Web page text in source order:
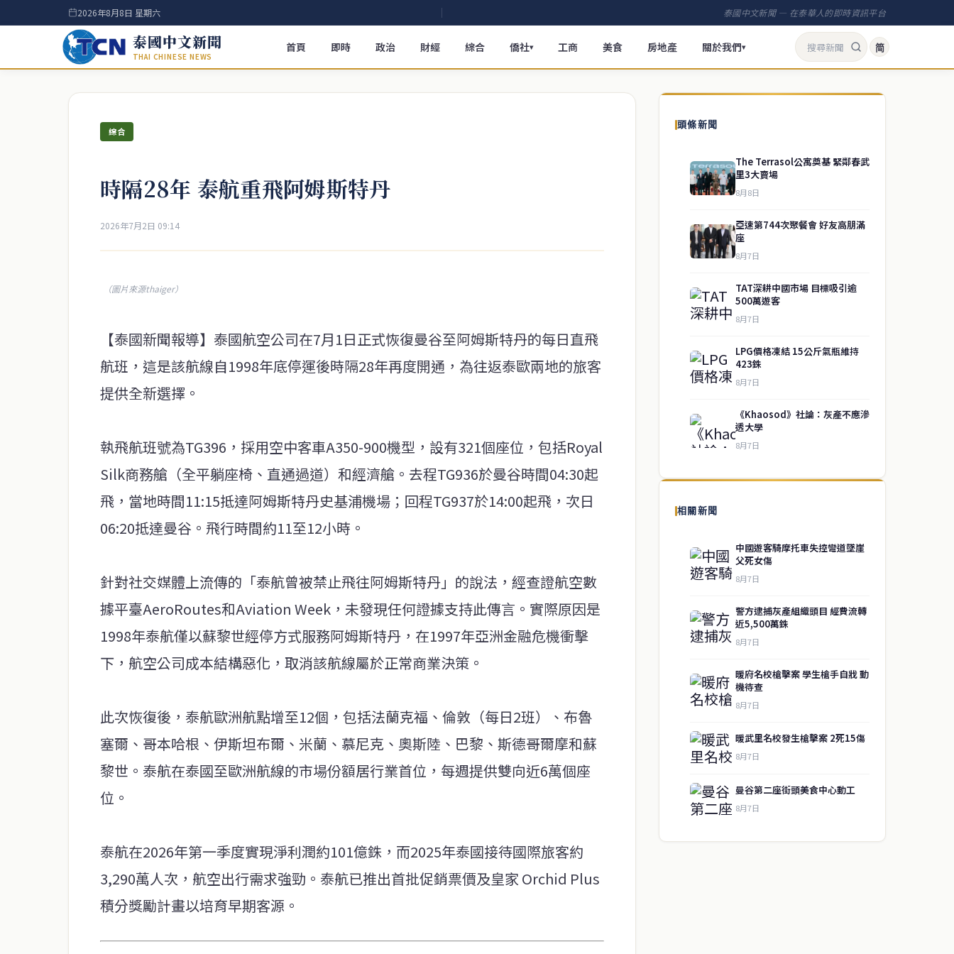
2026年8月8日 星期六 泰國中文新聞 — 在泰華人的即時資訊平台
泰國中文新聞
THAI CHINESE NEWS
首頁 即時 政治 財經 綜合 僑社▾ 工商 美食 房地產 關於我們▾ 简
綜合
時隔28年 泰航重飛阿姆斯特丹
2026年7月2日 09:14
（圖片來源thaiger）
【泰國新聞報導】泰國航空公司在7月1日正式恢復曼谷至阿姆斯特丹的每日直飛
航班，這是該航線自1998年底停運後時隔28年再度開通，為往返泰歐兩地的旅客
提供全新選擇。
執飛航班號為TG396，採用空中客車A350-900機型，設有321個座位，包括Royal
Silk商務艙（全平躺座椅、直通過道）和經濟艙。去程TG936於曼谷時間04:30起
飛，當地時間11:15抵達阿姆斯特丹史基浦機場；回程TG937於14:00起飛，次日
06:20抵達曼谷。飛行時間約11至12小時。
針對社交媒體上流傳的「泰航曾被禁止飛往阿姆斯特丹」的說法，經查證航空數
據平臺AeroRoutes和Aviation Week，未發現任何證據支持此傳言。實際原因是
1998年泰航僅以蘇黎世經停方式服務阿姆斯特丹，在1997年亞洲金融危機衝擊
下，航空公司成本結構惡化，取消該航線屬於正常商業決策。
此次恢復後，泰航歐洲航點增至12個，包括法蘭克福、倫敦（每日2班）、布魯
塞爾、哥本哈根、伊斯坦布爾、米蘭、慕尼克、奧斯陸、巴黎、斯德哥爾摩和蘇
黎世。泰航在泰國至歐洲航線的市場份額居行業首位，每週提供雙向近6萬個座
位。
泰航在2026年第一季度實現淨利潤約101億銖，而2025年泰國接待國際旅客約
3,290萬人次，航空出行需求強勁。泰航已推出首批促銷票價及皇家 Orchid Plus
積分獎勵計畫以培育早期客源。
頭條新聞
The Terrasol公寓奠基 緊鄰春武
里3大賣場
8月8日
亞速第744次聚餐會 好友高朋滿
座
8月7日
TAT深耕中國市場 目標吸引逾
500萬遊客
8月7日
LPG價格凍結 15公斤氣瓶維持
423銖
8月7日
《Khaosod》社論：灰產不應滲
透大學
8月7日
相關新聞
中國遊客騎摩托車失控彎道墜崖
父死女傷
8月7日
警方逮捕灰產組織頭目 經費流轉
近5,500萬銖
8月7日
暖府名校槍擊案 學生槍手自戕 動
機待查
8月7日
暖武里名校發生槍擊案 2死15傷
8月7日
曼谷第二座街頭美食中心動工
8月7日